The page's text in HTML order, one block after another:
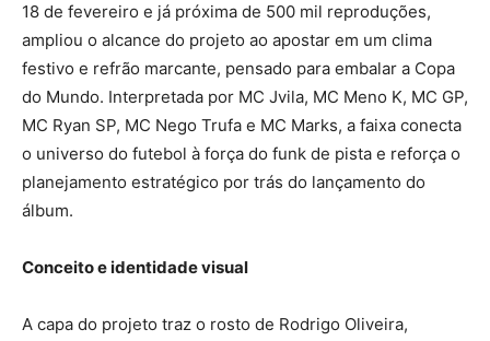
18 de fevereiro e já próxima de 500 mil reproduções,
ampliou o alcance do projeto ao apostar em um clima
festivo e refrão marcante, pensado para embalar a Copa
do Mundo. Interpretada por MC Jvila, MC Meno K, MC GP,
MC Ryan SP, MC Nego Trufa e MC Marks, a faixa conecta
o universo do futebol à força do funk de pista e reforça o
planejamento estratégico por trás do lançamento do
álbum.
Conceito e identidade visual
A capa do projeto traz o rosto de Rodrigo Oliveira,